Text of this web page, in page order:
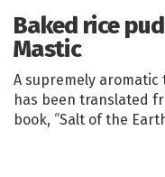
Baked rice
Mastic
A supremely
has been translated
book, ‘’Salt of the